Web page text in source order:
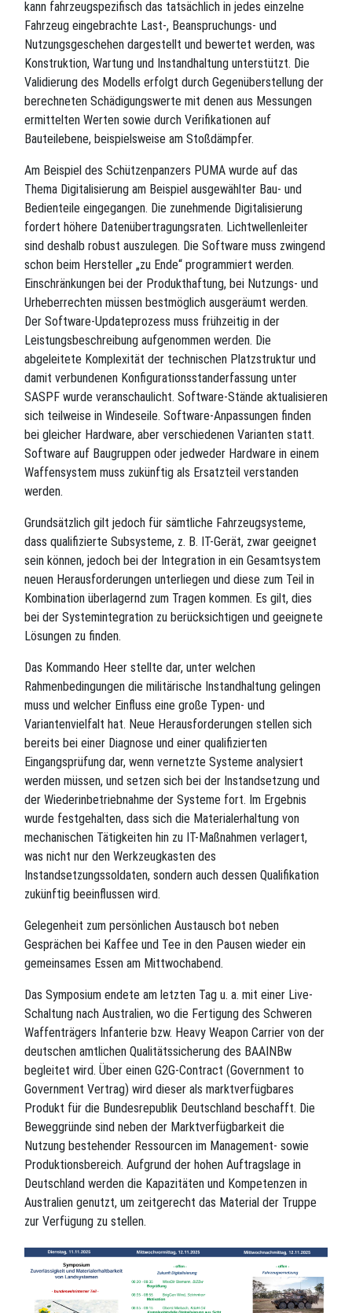
kann fahrzeugspezifisch das tatsächlich in jedes einzelne
Fahrzeug eingebrachte Last-, Beanspruchungs- und
Nutzungsgeschehen dargestellt und bewertet werden, was
Konstruktion, Wartung und Instandhaltung unterstützt. Die
Validierung des Modells erfolgt durch Gegenüberstellung der
berechneten Schädigungswerte mit denen aus Messungen
ermittelten Werten sowie durch Verifikationen auf
Bauteilebene, beispielsweise am Stoßdämpfer.
Am Beispiel des Schützenpanzers PUMA wurde auf das
Thema Digitalisierung am Beispiel ausgewählter Bau- und
Bedienteile eingegangen. Die zunehmende Digitalisierung
fordert höhere Datenübertragungsraten. Lichtwellenleiter
sind deshalb robust auszulegen. Die Software muss zwingend
schon beim Hersteller „zu Ende“ programmiert werden.
Einschränkungen bei der Produkthaftung, bei Nutzungs- und
Urheberrechten müssen bestmöglich ausgeräumt werden.
Der Software-Updateprozess muss frühzeitig in der
Leistungsbeschreibung aufgenommen werden. Die
abgeleitete Komplexität der technischen Platzstruktur und
damit verbundenen Konfigurationsstanderfassung unter
SASPF wurde veranschaulicht. Software-Stände aktualisieren
sich teilweise in Windeseile. Software-Anpassungen finden
bei gleicher Hardware, aber verschiedenen Varianten statt.
Software auf Baugruppen oder jedweder Hardware in einem
Waffensystem muss zukünftig als Ersatzteil verstanden
werden.
Grundsätzlich gilt jedoch für sämtliche Fahrzeugsysteme,
dass qualifizierte Subsysteme, z. B. IT-Gerät, zwar geeignet
sein können, jedoch bei der Integration in ein Gesamtsystem
neuen Herausforderungen unterliegen und diese zum Teil in
Kombination überlagernd zum Tragen kommen. Es gilt, dies
bei der Systemintegration zu berücksichtigen und geeignete
Lösungen zu finden.
Das Kommando Heer stellte dar, unter welchen
Rahmenbedingungen die militärische Instandhaltung gelingen
muss und welcher Einfluss eine große Typen- und
Variantenvielfalt hat. Neue Herausforderungen stellen sich
bereits bei einer Diagnose und einer qualifizierten
Eingangsprüfung dar, wenn vernetzte Systeme analysiert
werden müssen, und setzen sich bei der Instandsetzung und
der Wiederinbetriebnahme der Systeme fort. Im Ergebnis
wurde festgehalten, dass sich die Materialerhaltung von
mechanischen Tätigkeiten hin zu IT-Maßnahmen verlagert,
was nicht nur den Werkzeugkasten des
Instandsetzungssoldaten, sondern auch dessen Qualifikation
zukünftig beeinflussen wird.
Gelegenheit zum persönlichen Austausch bot neben
Gesprächen bei Kaffee und Tee in den Pausen wieder ein
gemeinsames Essen am Mittwochabend.
Das Symposium endete am letzten Tag u. a. mit einer Live-
Schaltung nach Australien, wo die Fertigung des Schweren
Waffenträgers Infanterie bzw. Heavy Weapon Carrier von der
deutschen amtlichen Qualitätssicherung des BAAINBw
begleitet wird. Über einen G2G-Contract (Government to
Government Vertrag) wird dieser als marktverfügbares
Produkt für die Bundesrepublik Deutschland beschafft. Die
Beweggründe sind neben der Marktverfügbarkeit die
Nutzung bestehender Ressourcen im Management- sowie
Produktionsbereich. Aufgrund der hohen Auftragslage in
Deutschland werden die Kapazitäten und Kompetenzen in
Australien genutzt, um zeitgerecht das Material der Truppe
zur Verfügung zu stellen.